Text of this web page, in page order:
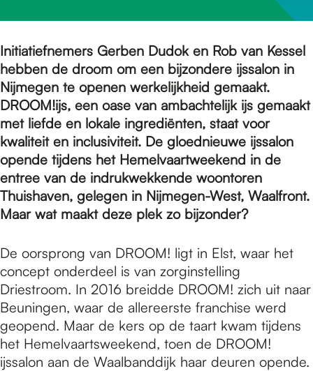
m
e
p
a
g
e
Initiatiefnemers Gerben Dudok en Rob van Kessel
hebben de droom om een bijzondere ijssalon in
Nijmegen te openen werkelijkheid gemaakt.
DROOM!ijs, een oase van ambachtelijk ijs gemaakt
met liefde en lokale ingrediënten, staat voor
kwaliteit en inclusiviteit. De gloednieuwe ijssalon
opende tijdens het Hemelvaartweekend in de
entree van de indrukwekkende woontoren
Thuishaven, gelegen in Nijmegen-West, Waalfront.
Maar wat maakt deze plek zo bijzonder?
De oorsprong van DROOM! ligt in Elst, waar het
concept onderdeel is van zorginstelling
Driestroom. In 2016 breidde DROOM! zich uit naar
Beuningen, waar de allereerste franchise werd
geopend. Maar de kers op de taart kwam tijdens
het Hemelvaartsweekend, toen de DROOM!
ijssalon aan de Waalbanddijk haar deuren opende.